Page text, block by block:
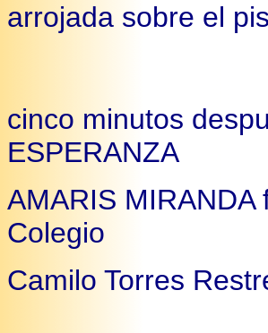
arrojada sobre el
cinco minutos
ESPERANZA
AMARIS
Colegio
Camilo Torres